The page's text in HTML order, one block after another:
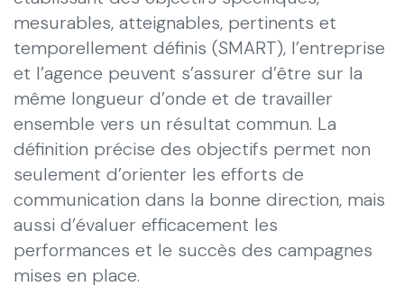
mesurables, atteignables, pertinents et
temporellement définis (SMART), l’entreprise
et l’agence peuvent s’assurer d’être sur la
même longueur d’onde et de travailler
ensemble vers un résultat commun. La
définition précise des objectifs permet non
seulement d’orienter les efforts de
communication dans la bonne direction, mais
aussi d’évaluer efficacement les
performances et le succès des campagnes
mises en place.